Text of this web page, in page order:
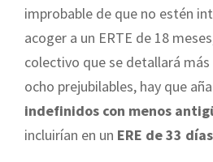
improbable de que no estén
acoger a un ERTE de 18
colectivo que se detallará
ocho prejubilables, hay que
indefinidos con menos
incluirían en un ERE de 33